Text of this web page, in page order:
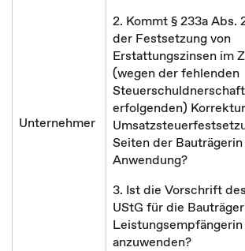
Unternehmer
2. Kommt § 233a Abs.
der Festsetzung von
Erstattungszinsen im
(wegen der fehlenden
Steuerschuldnerschaft
erfolgenden)
Seiten der
Anwendung?
3. Ist die Vorschrift
UStG für die
Leistungsempfängerin
anzuwenden?